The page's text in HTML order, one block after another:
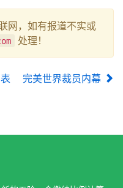
网，如有报道不实或
处理！
完美世界裁员内幕